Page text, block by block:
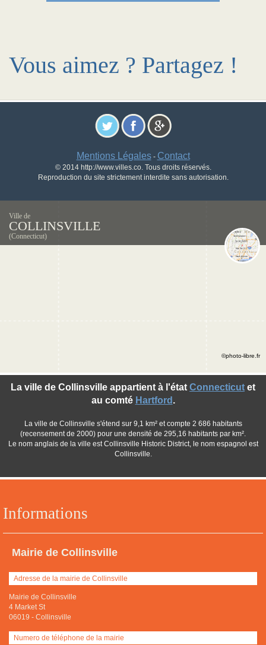
Vous aimez ? Partagez !
Mentions Légales- Contact
© 2014 http://www.villes.co. Tous droits réservés.
Reproduction du site strictement interdite sans autorisation.
Ville de
COLLINSVILLE
(Connecticut)
Informations
Mairie de Collinsville
Adresse de la mairie de Collinsville
Mairie de Collinsville
4 Market St
06019 - Collinsville
Numero de téléphone de la mairie
La ville de Collinsville appartient à l'état Connecticut et
au comté Hartford .
La ville de Collinsville s'étend sur 9,1 km² et compte 2 686 habitants
(recensement de 2000) pour une densité de 295,16 habitants par km².
Le nom anglais de la ville est Collinsville Historic District, le nom espagnol est
Collinsville.
©photo-libre.fr